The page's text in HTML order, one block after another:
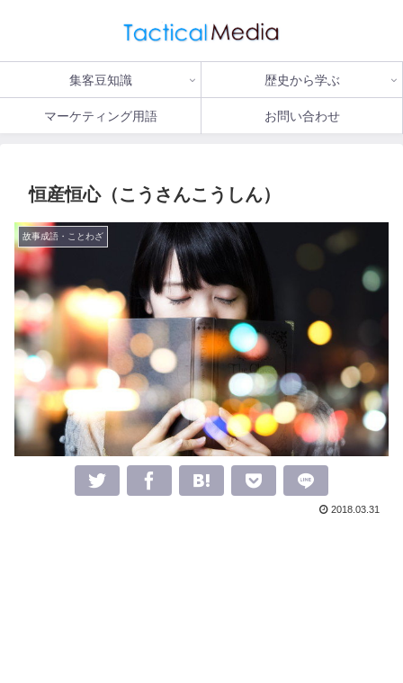
集客豆知識 歴史から学ぶ
マーケティング用語 お問い合わせ
恒産恒心（こうさんこうしん）
故事成語・ことわざ
2018.03.31